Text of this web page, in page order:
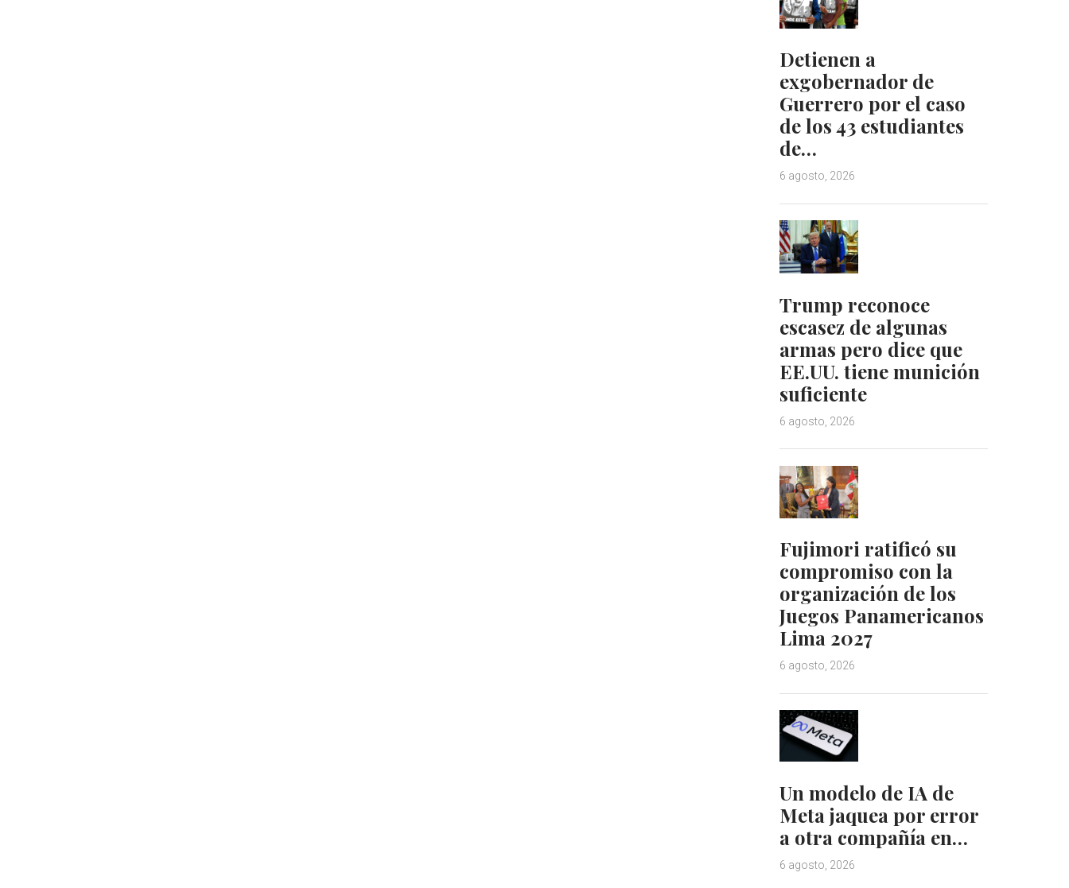
Detienen a
exgobernador de
Guerrero por el caso
de los 43 estudiantes
de…
6 agosto, 2026
Trump reconoce
escasez de algunas
armas pero dice que
EE.UU. tiene munición
suficiente
6 agosto, 2026
Fujimori ratificó su
compromiso con la
organización de los
Juegos Panamericanos
Lima 2027
6 agosto, 2026
Un modelo de IA de
Meta jaquea por error
a otra compañía en…
6 agosto, 2026